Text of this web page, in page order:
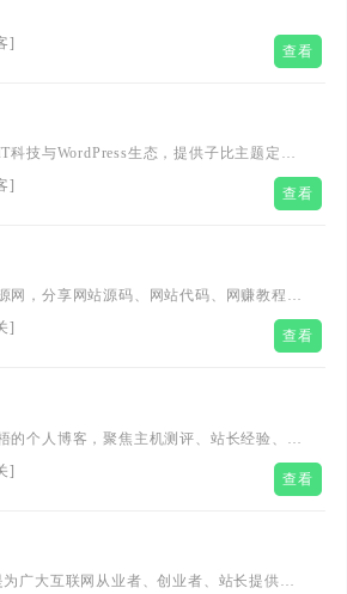
] 查看
科技与WordPress生态，提供子比主题定
网站优化技巧及精品PPT资源。深度解析
与子比主题实战经验，助力用户打造高效、
] 查看
网，分享网站源码、网站代码、网赚教程等
吧资源网长期为广大站长、程序员、网赚从
们提供源码下载、代码开发、系统搭建部署
] 查看
的个人博客，聚焦主机测评、站长经验、
内容；站长导航整合了各类优质实用网站，
必备的站长工具、站长平台、站长教程、站
为站长及互联网从业者打造内容学习、资源
一体的优质综合平台。
] 查看
广大互联网从业者、创业者、站长提供、